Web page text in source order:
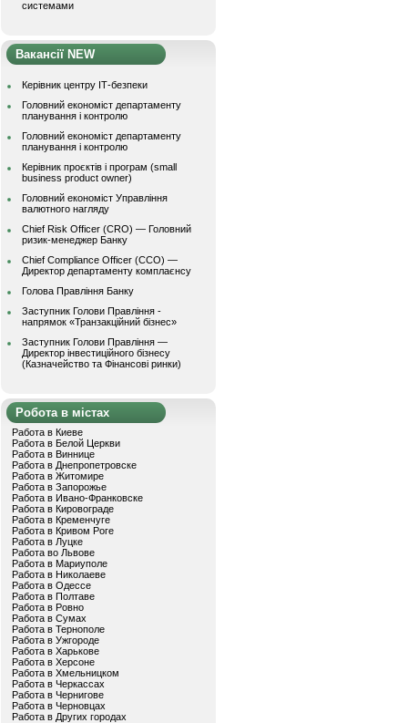
системами
Вакансії NEW
Керівник центру ІТ-безпеки
Головний економіст департаменту
планування і контролю
Головний економіст департаменту
планування і контролю
Керівник проєктів і програм (small
business product owner)
Головний економіст Управління
валютного нагляду
Chief Risk Officer (CRO) — Головний
ризик-менеджер Банку
Chief Compliance Officer (CCO) —
Директор департаменту комплаєнсу
Голова Правління Банку
Заступник Голови Правління -
напрямок «Транзакційний бізнес»
Заступник Голови Правління —
Директор інвестиційного бізнесу
(Казначейство та Фінансові ринки)
Робота в містах
Работа в Киеве
Работа в Белой Церкви
Работа в Виннице
Работа в Днепропетровске
Работа в Житомире
Работа в Запорожье
Работа в Ивано-Франковске
Работа в Кировограде
Работа в Кременчуге
Работа в Кривом Роге
Работа в Луцке
Работа во Львове
Работа в Мариуполе
Работа в Николаеве
Работа в Одессе
Работа в Полтаве
Работа в Ровно
Работа в Сумах
Работа в Тернополе
Работа в Ужгороде
Работа в Харькове
Работа в Херсоне
Работа в Хмельницком
Работа в Черкассах
Работа в Чернигове
Работа в Черновцах
Работа в Других городах